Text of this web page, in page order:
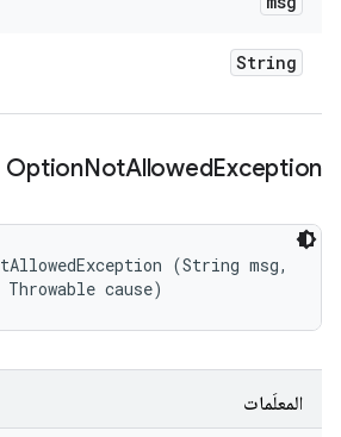
String
OptionNotAllowedException
(String msg,
Throwable cause)
المعلَمات